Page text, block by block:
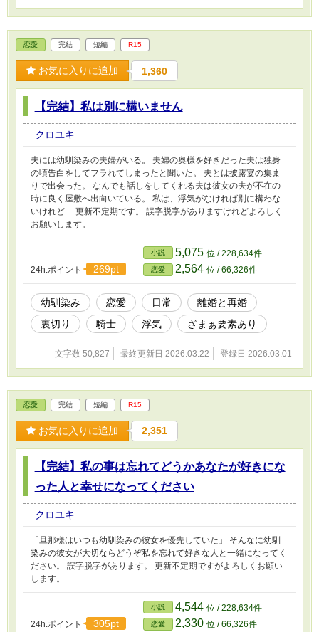
恋愛 完結 短編 R15
お気に入りに追加 1,360
【完結】私は別に構いません
クロユキ
夫には幼馴染みの夫婦がいる。 夫婦の奥様を好きだった夫は独身
の頃告白をしてフラれてしまったと聞いた。 夫とは披露宴の集ま
りで出会った。 なんでも話しをしてくれる夫は彼女の夫が不在の
時に良く屋敷へ出向いている。 私は、浮気がなければ別に構わな
いけれど… 更新不定期です。 誤字脱字がありますけれどよろしく
お願いします。
24h.ポイント 269pt
小説 5,075 位 / 228,634件
恋愛 2,564 位 / 66,326件
幼馴染み 恋愛 日常
離婚と再婚
裏切り
騎士 浮気 ざまぁ要素あり
文字数 50,827 最終更新日 2026.03.22 登録日 2026.03.01
恋愛 完結 短編 R15
お気に入りに追加 2,351
【完結】私の事は忘れてどうかあなたが好きにな
った人と幸せになってください
クロユキ
「旦那様はいつも幼馴染みの彼女を優先していた」 そんなに幼馴
染みの彼女が大切ならどうぞ私を忘れて好きな人と一緒になってく
ださい。 誤字脱字があります。 更新不定期ですがよろしくお願い
します。
24h.ポイント 305pt
小説 4,544 位 / 228,634件
恋愛 2,330 位 / 66,326件